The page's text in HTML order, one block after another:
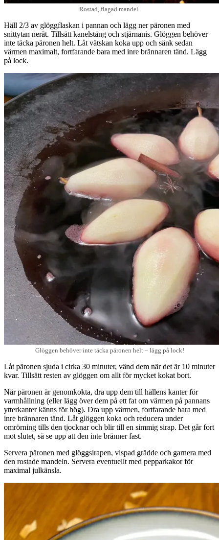
Rostad, flagad mandel.
Häll 2/3 av glöggflaskan i pannan och lägg ner päronen med
snittytan neråt. Tillsätt kanelstång och stjärnanis. Glöggen behöver
inte täcka päronen helt. Låt vätskan koka upp och sänk sedan
värmen maximalt, fortfarande bara med inre brännaren tänd. Lägg
på lock.
Glöggen behöver inte täcka päronen helt – lägg på lock!
Låt päronen sjuda i cirka 30 minuter, vänd dem när det är 10 minuter
kvar. Tillsätt resten av glöggen om allt för mycket kokat bort.
När päronen är genomkokta, dra upp dem till hällens kanter för
varmhållning (eller lägg över dem på ett fat om värmen på pannans
ytterkanter känns för hög). Dra upp värmen, fortfarande bara med
inre brännaren tänd. Låt glöggen koka och reducera under
omrörning tills den tjocknar och blir till en simmig sirap. Det går fort
mot slutet, så se upp att den inte bränner fast.
Servera päronen med glöggsirapen, vispad grädde och garnera med
den rostade mandeln. Servera eventuellt med pepparkakor för
maximal julkänsla.